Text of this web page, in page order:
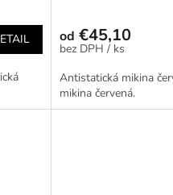
od €45,10
/ ks
Antistatická mikina
mikina červená.